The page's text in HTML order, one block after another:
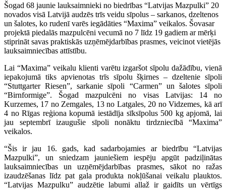
Šogad 68 jaunie lauksaimnieki no biedrības “Latvijas Mazpulki” 20
novados visā Latvijā audzēs trīs veidu sīpolus – sarkanos, dzeltenos
un šalotes, ko rudenī varēs iegādāties “Maxima” veikalos. Šovasar
projektā piedalās mazpulcēni vecumā no 7 līdz 19 gadiem ar mērķi
stiprināt savas praktiskās uzņēmējdarbības prasmes, veicinot vietējās
lauksaimniecības attīstību.
Lai “Maxima” veikalu klienti varētu izgaršot sīpolu dažādību, vienā
iepakojumā tiks apvienotas trīs sīpolu šķirnes – dzeltenie sīpoli
“Stuttgarter Riesen”, sarkanie sīpoli “Carmen” un šalotes sīpoli
“Birnformige”. Šogad mazpulcēni no visas Latvijas: 14 no
Kurzemes, 17 no Zemgales, 13 no Latgales, 20 no Vidzemes, kā arī
4 no Rīgas reģiona kopumā iestādīja sīksīpolus 500 kg apjomā, lai
jau septembrī izaugušie sīpoli nonāktu tirdzniecībā “Maxima”
veikalos.
“Šis ir jau 16. gads, kad sadarbojamies ar biedrību “Latvijas
Mazpulki”, un sniedzam jauniešiem iespēju apgūt padziļinātas
lauksaimniecības un uzņēmējdarbības prasmes, sākot no ražas
izaudzēšanas līdz pat gala produkta nokļūšanai veikalu plauktos.
“Latvijas Mazpulku” audzētie labumi allaž ir gaidīts un vērtīgs